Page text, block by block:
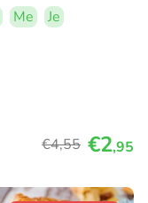
Me
Je
€4,55 €2,95